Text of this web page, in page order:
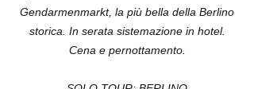
Gendarmenmarkt, la più bella della Berlino
storica. In serata sistemazione in hotel.
Cena e pernottamento.